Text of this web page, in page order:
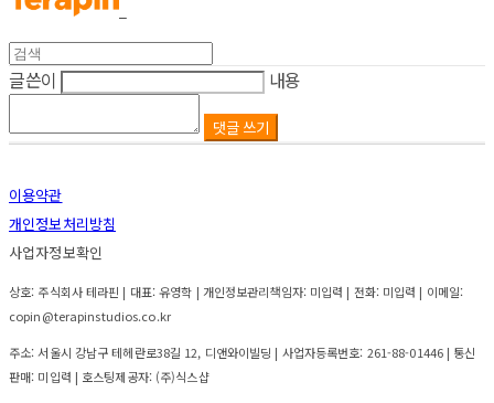
글쓴이 내용
댓글 쓰기
이용약관
개인정보처리방침
사업자정보확인
상호: 주식회사 테라핀 | 대표: 유영학 | 개인정보관리책임자: 미입력 | 전화: 미입력 | 이메일:
copin@terapinstudios.co.kr
주소: 서울시 강남구 테헤란로38길 12, 디앤와이빌딩 | 사업자등록번호: 261-88-01446| 통신
판매: 미입력 | 호스팅제공자: (주)식스샵